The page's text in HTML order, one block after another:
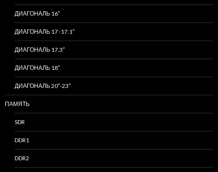
ДИАГОНАЛЬ 16″
ДИАГОНАЛЬ 17 -17.1″
ДИАГОНАЛЬ 17.3″
ДИАГОНАЛЬ 18″
ДИАГОНАЛЬ 20″-23″
ПАМЯТЬ
SDR
DDR1
DDR2